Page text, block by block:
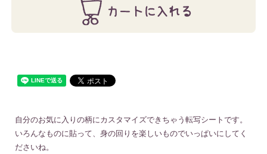
自分のお気に入りの柄にカスタマイズできちゃう転写シートです。
いろんなものに貼って、身の回りを楽しいものでいっぱいにしてく
ださいね。